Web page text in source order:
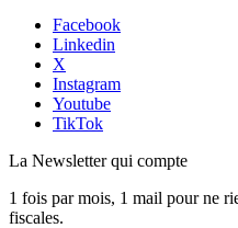
Facebook
Linkedin
X
Instagram
Youtube
TikTok
La Newsletterqui compte
1 fois par mois, 1 mail pour ne
fiscales.